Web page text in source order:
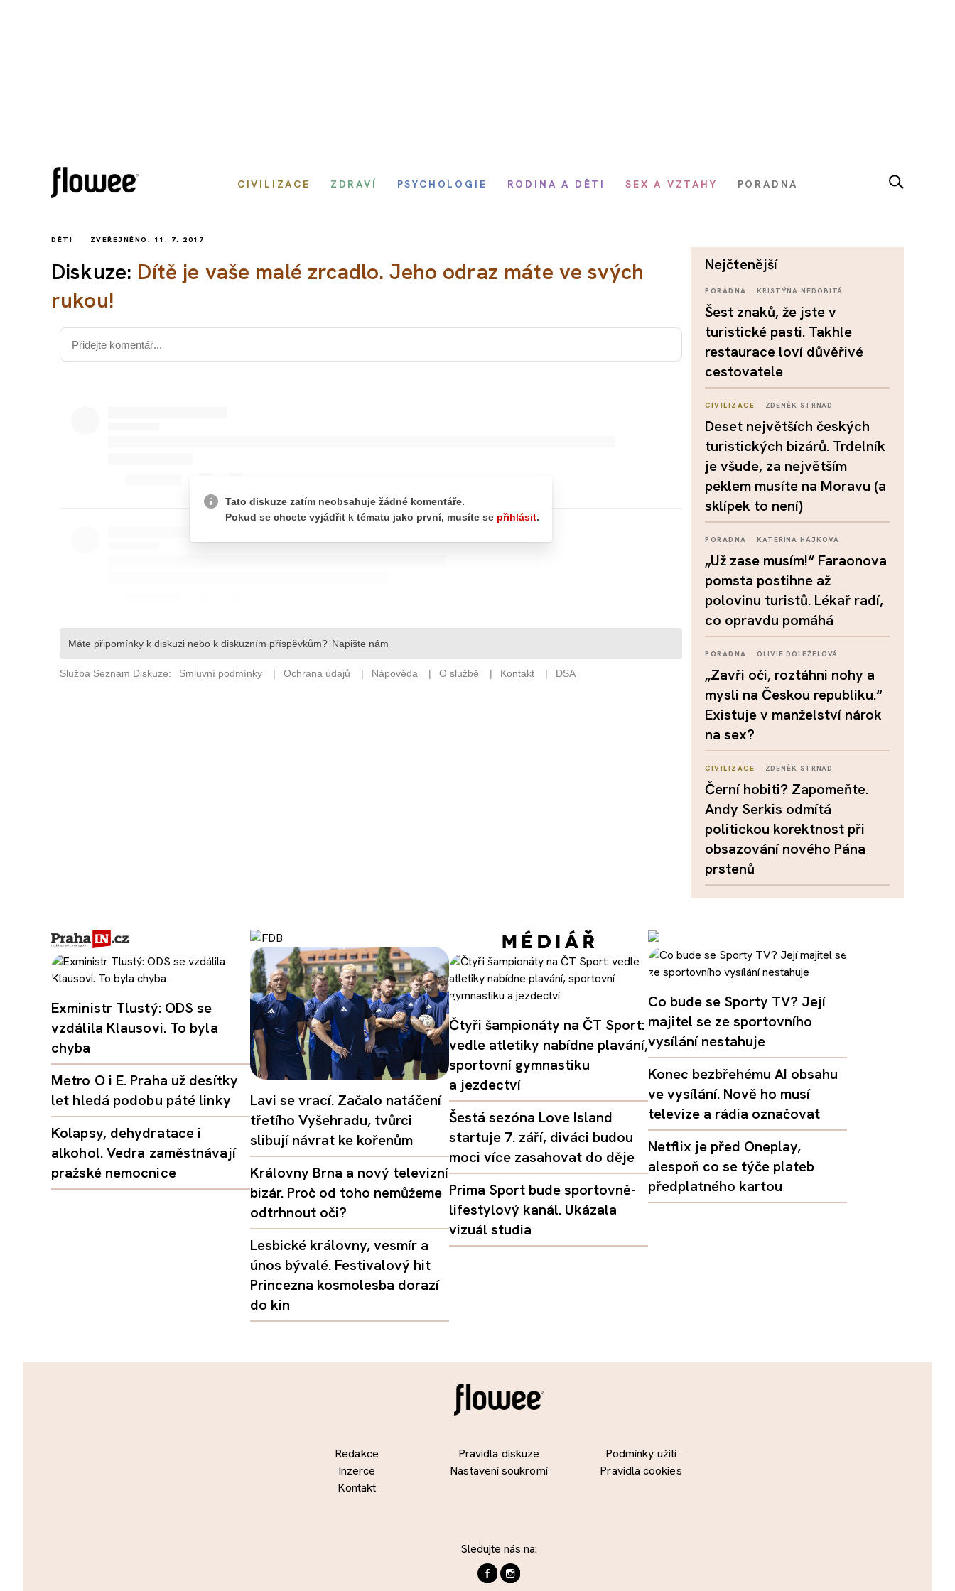
CIVILIZACE ZDRAVÍ PSYCHOLOGIE RODINA A DĚTI SEX A VZTAHY PORADNA
DĚTI ZVEŘEJNĚNO: 11. 7. 2017
Diskuze: Dítě je vaše malé zrcadlo. Jeho odraz máte ve svých
rukou!
nejčtenější
PORADNA KRISTÝNA NEDOBITÁ
Šest znaků, že jste v
turistické pasti. Takhle
restaurace loví důvěřivé
cestovatele
CIVILIZACE ZDENĚK STRNAD
Deset největších českých
turistických bizárů. Trdelník
je všude, za největším
peklem musíte na Moravu (a
sklípek to není)
PORADNA KATEŘINA HÁJKOVÁ
„Už zase musím!“ Faraonova
pomsta postihne až
polovinu turistů. Lékař radí,
co opravdu pomáhá
PORADNA OLIVIE DOLEŽELOVÁ
„Zavři oči, roztáhni nohy a
mysli na Českou republiku.“
Existuje v manželství nárok
na sex?
CIVILIZACE ZDENĚK STRNAD
Černí hobiti? Zapomeňte.
Andy Serkis odmítá
politickou korektnost při
obsazování nového Pána
prstenů
Exministr Tlustý: ODS se
vzdálila Klausovi. To byla
chyba
Metro O i E. Praha už desítky
let hledá podobu páté linky
Kolapsy, dehydratace i
alkohol. Vedra zaměstnávají
pražské nemocnice
Lavi se vrací. Začalo natáčení
třetího Vyšehradu, tvůrci
slibují návrat ke kořenům
Královny Brna a nový televizní
bizár. Proč od toho nemůžeme
odtrhnout oči?
Lesbické královny, vesmír a
únos bývalé. Festivalový hit
Princezna kosmolesba dorazí
do kin
Čtyři šampionáty na ČT Sport:
vedle atletiky nabídne plavání,
sportovní gymnastiku
a jezdectví
Šestá sezóna Love Island
startuje 7. září, diváci budou
moci více zasahovat do děje
Prima Sport bude sportovně-
lifestylový kanál. Ukázala
vizuál studia
Co bude se Sporty TV? Její
majitel se ze sportovního
vysílání nestahuje
Konec bezbřehému AI obsahu
ve vysílání. Nově ho musí
televize a rádia označovat
Netflix je před Oneplay,
alespoň co se týče plateb
předplatného kartou
Redakce
Inzerce
Kontakt
Pravidla diskuze
Nastavení soukromí
Podmínky užití
Pravidla cookies
Sledujte nás na: